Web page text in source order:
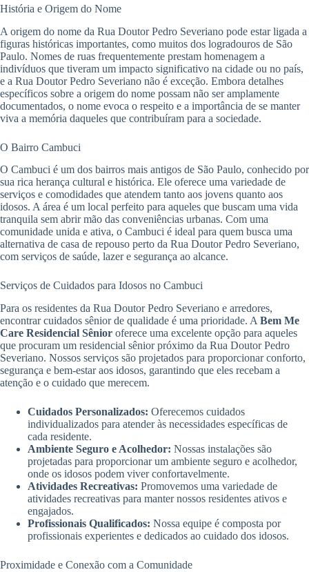
História e Origem do Nome
A origem do nome da Rua Doutor Pedro Severiano pode estar ligada a
figuras históricas importantes, como muitos dos logradouros de São
Paulo. Nomes de ruas frequentemente prestam homenagem a
indivíduos que tiveram um impacto significativo na cidade ou no país,
e a Rua Doutor Pedro Severiano não é exceção. Embora detalhes
específicos sobre a origem do nome possam não ser amplamente
documentados, o nome evoca o respeito e a importância de se manter
viva a memória daqueles que contribuíram para a sociedade.
O Bairro Cambuci
O Cambuci é um dos bairros mais antigos de São Paulo, conhecido por
sua rica herança cultural e histórica. Ele oferece uma variedade de
serviços e comodidades que atendem tanto aos jovens quanto aos
idosos. A área é um local perfeito para aqueles que buscam uma vida
tranquila sem abrir mão das conveniências urbanas. Com uma
comunidade unida e ativa, o Cambuci é ideal para quem busca uma
alternativa de casa de repouso perto da Rua Doutor Pedro Severiano,
com serviços de saúde, lazer e segurança ao alcance.
Serviços de Cuidados para Idosos no Cambuci
Para os residentes da Rua Doutor Pedro Severiano e arredores,
encontrar cuidados sênior de qualidade é uma prioridade. A Bem Me
Care Residencial Sênior oferece uma excelente opção para aqueles
que procuram um residencial sênior próximo da Rua Doutor Pedro
Severiano. Nossos serviços são projetados para proporcionar conforto,
segurança e bem-estar aos idosos, garantindo que eles recebam a
atenção e o cuidado que merecem.
Cuidados Personalizados: Oferecemos cuidados
individualizados para atender às necessidades específicas de
cada residente.
Ambiente Seguro e Acolhedor: Nossas instalações são
projetadas para proporcionar um ambiente seguro e acolhedor,
onde os idosos podem viver confortavelmente.
Atividades Recreativas: Promovemos uma variedade de
atividades recreativas para manter nossos residentes ativos e
engajados.
Profissionais Qualificados: Nossa equipe é composta por
profissionais experientes e dedicados ao cuidado dos idosos.
Proximidade e Conexão com a Comunidade